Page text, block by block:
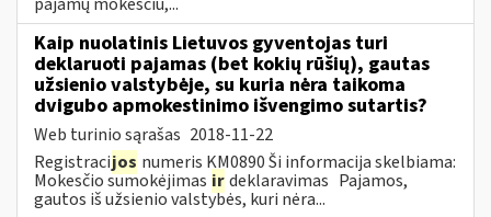
Kaip nuolatinis Lietuvos gyventojas turi
deklaruoti pajamas (bet kokių rūšių), gautas
užsienio valstybėje, su kuria nėra taikoma
dvigubo apmokestinimo išvengimo sutartis?
Web turinio sąrašas 2018-11-22
Registracijos numeris KM0890 Ši informacija skelbiama:
Mokesčio sumokėjimas irdeklaravimas Pajamos,
gautos iš užsienio valstybės, kuri nėra...